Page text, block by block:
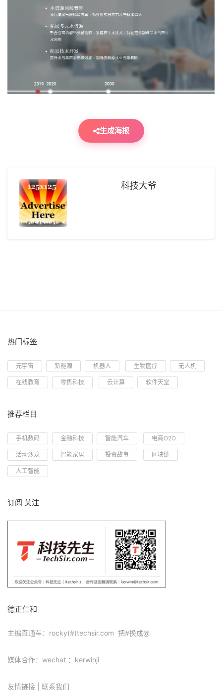
生成海报
科技大爷
热门标签
元宇宙 新能源 机器人 生物医疗 无人机
在线教育 零售科技 云计算 软件天堂
推荐栏目
手机数码 金融科技 智能汽车 电商O2O
活动沙龙 智能家居 投资故事 区块链
人工智能
订阅 关注
德正仁和
主编直通车：rocky(#)techsir.com 把#换成@
媒体合作：wechat ：kerwinji
友情链接 联系我们